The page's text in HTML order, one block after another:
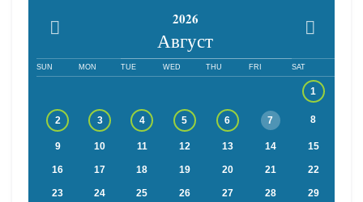
2026
Август
SUN MON TUE WED THU FRI SAT
1
2 3 4 5 6 7 8
9 10 11 12 13 14 15
16 17 18 19 20 21 22
23 24 25 26 27 28 29